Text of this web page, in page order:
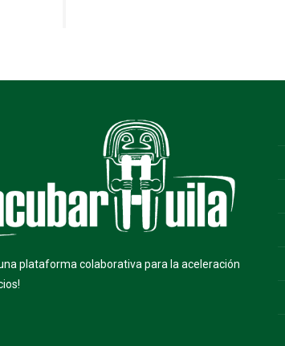
plataforma colaborativa para la aceleración